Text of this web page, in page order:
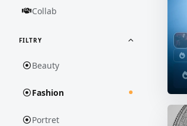
Collab
FILTRY
Beauty
Fashion
Portret